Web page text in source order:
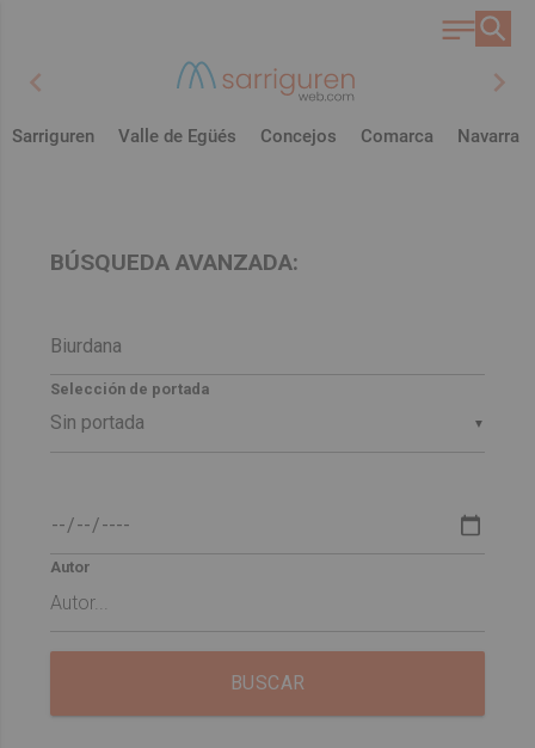
chevron_left chevron_right
Sarriguren Valle de Egüés Concejos Comarca Navarra
BÚSQUEDA AVANZADA:
▼
Selección de portada
Autor
BUSCAR